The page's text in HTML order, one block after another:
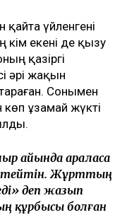
бақытты
еш жерінде «бір
Мен үшін
күліп, бақытты
Ерманова.
қаржылық
қайта үйленгені
кім екені де қызу
қазіргі